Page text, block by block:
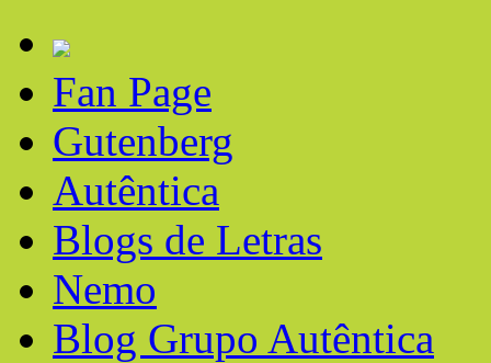
Fan Page
Gutenberg
Autêntica
Blogs de Letras
Nemo
Blog Grupo Autêntica